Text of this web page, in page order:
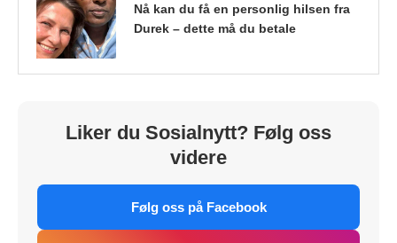
Nå kan du få en personlig hilsen fra
Durek – dette må du betale
Liker du Sosialnytt? Følg oss
videre
Følg oss på Facebook